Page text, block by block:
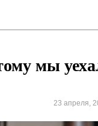
мы
23 апреля,